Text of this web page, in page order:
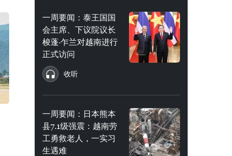
一周要闻：泰王国国
会主席、下议院议长
梭蓬·乍兰对越南进行
正式访问
收听
一周要闻：日本熊本
县7.1级强震：越南劳
工勇救老人，一实习
生遇难